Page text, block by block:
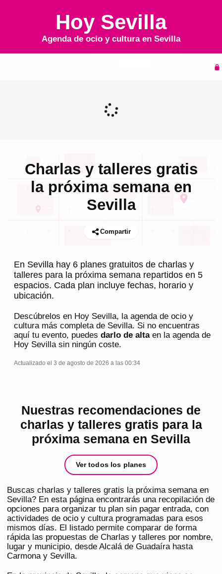
Hoy Sevilla
Agenda de ocio y cultura en Sevilla
Charlas y talleres gratis
la próxima semana en
Sevilla
Compartir
En Sevilla hay 6 planes gratuitos de charlas y
talleres para la próxima semana repartidos en 5
espacios. Cada plan incluye fechas, horario y
ubicación.
Descúbrelos en Hoy Sevilla, la agenda de ocio y
cultura más completa de Sevilla. Si no encuentras
aquí tu evento, puedes darlo de altaen la agenda de
Hoy Sevillasin ningún coste.
Actualizado el 3 de agosto de 2026 a las 00:34
Nuestras recomendaciones de
charlas y talleres gratis para la
próxima semana en Sevilla
Ver todos los planes
Buscas charlas y talleres gratis la próxima semana en
Sevilla? En esta página encontrarás una recopilación de
opciones para organizar tu plan sin pagar entrada, con
actividades de ocio y cultura programadas para esos
mismos días. El listado permite comparar de forma
rápida las propuestas de Charlas y talleres por nombre,
lugar y municipio, desde Alcalá de Guadaíra hasta
Carmona y Sevilla.